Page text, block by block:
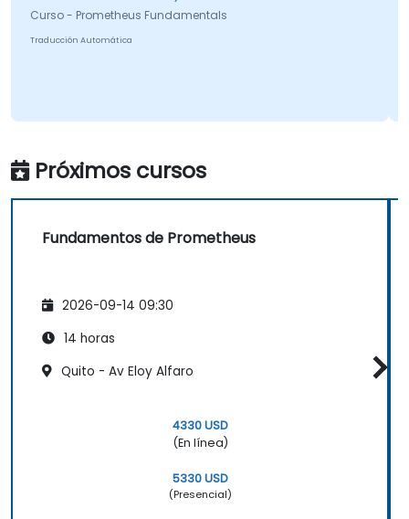
Curso - Prometheus Fundamentals
Traducción Automática
Próximos cursos
Fundamentos de Prometheus
2026-09-14 09:30
14 horas
Quito - Av Eloy Alfaro
4330 USD
(En línea)
5330 USD
(Presencial)